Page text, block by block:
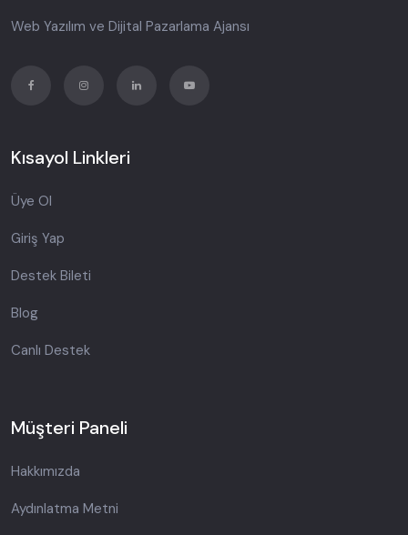
Web Yazılım ve Dijital Pazarlama Ajansı
Kısayol Linkleri
Üye Ol
Giriş Yap
Destek Bileti
Blog
Canlı Destek
Müşteri Paneli
Hakkımızda
Aydınlatma Metni